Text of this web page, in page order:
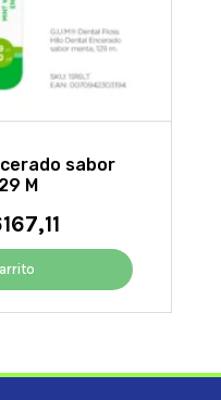
sabor
M
El
precio
es:
$6167,11.